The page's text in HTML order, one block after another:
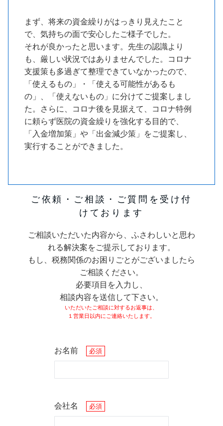
まず、将来の資金繰りがはっきり見えたこと
で、気持ちの面で安心したご様子でした。
それが良かったと思います。先生の認識より
も、厳しい状況ではありませんでした。コロナ
支援策も多過ぎて整理できていなかったので、
「使えるもの」・「使える可能性があるも
の」、「使えないもの」に分けてご提案しまし
た。さらに、コロナ後を見据えて、コロナ特例
に頼らず医院の資金繰りを強化する目的で、
「入金増加策」や「出金減少策」をご提案し、
実行することができました。
ご依頼・ご相談・ご質問を受け付
けております
ご相談いただいた内容から、ふさわしいと思わ
れる解決案をご提示しております。
もし、税務関係のお困りごとがございましたら
ご相談ください。
必要項目を入力し、
相談内容を送信して下さい。
いただいたご相談に対するお返事は、
１営業日以内にご連絡いたします。
お名前 必須
会社名 必須